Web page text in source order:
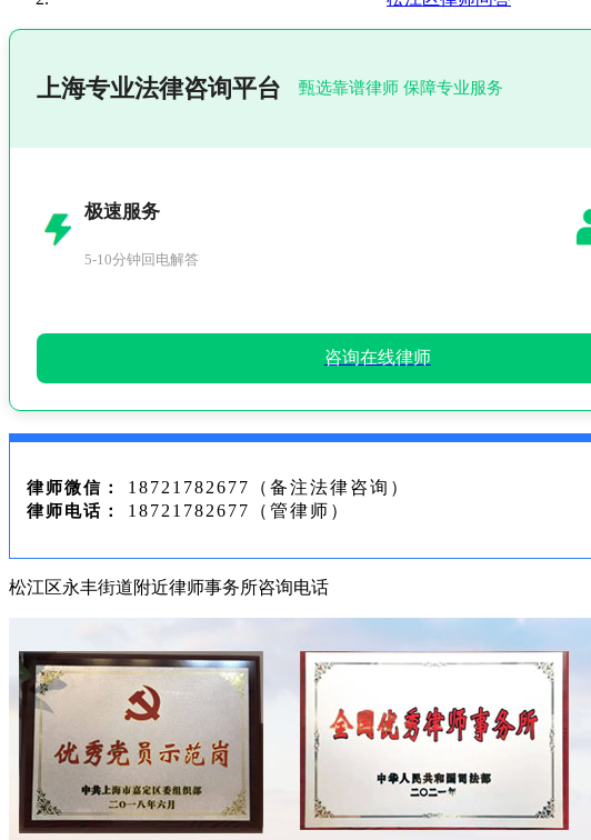
上海专业法律咨询平台 甄选靠谱律师 保障专业服务
极速服务
5-10分钟回电解答
咨询在线律师
律师微信： 18721782677（备注法律咨询）
律师电话： 18721782677（管律师）
松江区永丰街道附近律师事务所咨询电话